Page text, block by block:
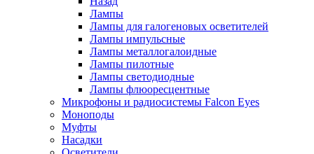
Лампы
Лампы для галогеновых осветителей
Лампы импульсные
Лампы металлогалоидные
Лампы пилотные
Лампы светодиодные
Лампы флюоресцентные
Микрофоны и радиосистемы Falcon Eyes
Моноподы
Муфты
Насадки